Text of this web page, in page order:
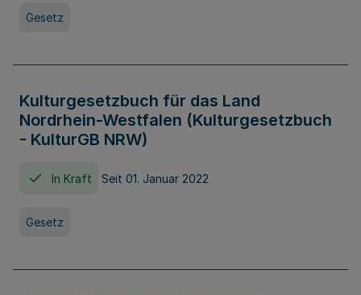
Gesetz
Kulturgesetzbuch für das Land
Nordrhein-Westfalen (Kulturgesetzbuch
- KulturGB NRW)
In Kraft Seit 01. Januar 2022
Gesetz